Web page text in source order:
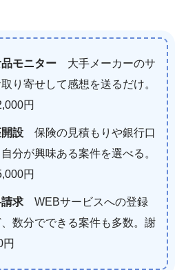
モニター 大手メーカーのサ
り寄せして感想を送るだけ。
円
設 保険の見積もりや銀行口
分が興味ある案件を選べる。
円
求 WEBサービスへの登録
数分でできる案件も多数。謝